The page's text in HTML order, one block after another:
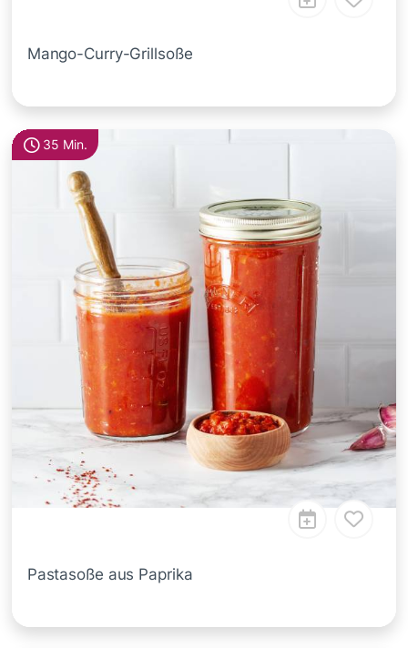
Mango-Curry-Grillsoße
35 Min.
Pastasoße aus Paprika